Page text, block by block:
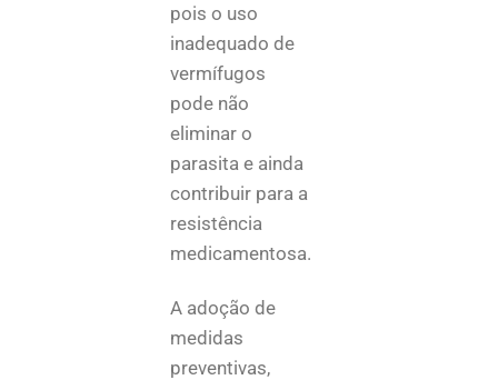
pois o uso
inadequado de
vermífugos
pode não
eliminar o
parasita e ainda
contribuir para a
resistência
medicamentosa.
A adoção de
medidas
preventivas,